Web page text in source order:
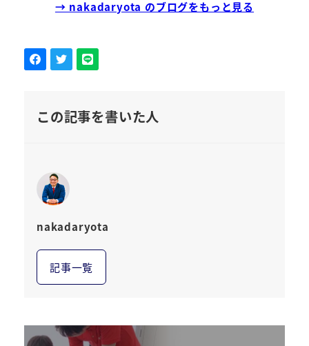
→ nakadaryota のブログをもっと見る
この記事を書いた人
nakadaryota
記事一覧